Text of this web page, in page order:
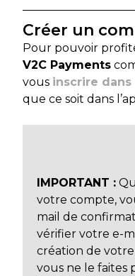
Créer un
Pour pouvoir
V2C Payments
vous inscrire dans
que ce soit dans
IMPORTANT :
votre compte,
mail de
vérifier votre e-
création de votre
vous ne le faites